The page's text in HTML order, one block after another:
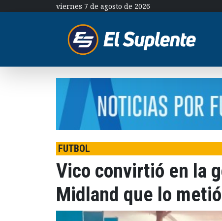
viernes 7 de agosto de 2026
FUTBOL
Vico convirtió en la
Midland que lo